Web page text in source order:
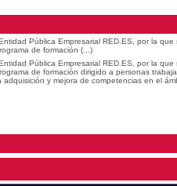
Pública Empresarial RED.ES, por la
de formación (...)
Pública Empresarial RED.ES, por la
de formación dirigido a personas
adquisición y mejora de competencias en el